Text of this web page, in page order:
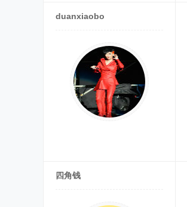
duanxiaobo
四角钱